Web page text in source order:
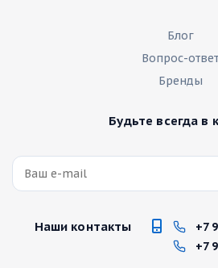
Блог
Вопрос-ответ
Бренды
Будьте всегда в
Наши контакты
+7
+7